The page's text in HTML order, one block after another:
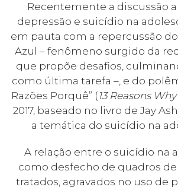
Recentemente a discussão
depressão e suicídio na
em pauta com a repercussão
Azul – fenômeno surgido da
que propõe desafios,
como última tarefa –, e do
Razões Porquê” ( 13 Reasons
2017, baseado no livro de Jay
a temática do suicídio na
A relação entre o suicídio na
como desfecho de quadros
tratados, agravados no uso de